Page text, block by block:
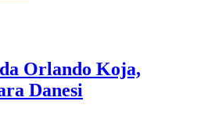
Orlando Koja,
Danesi